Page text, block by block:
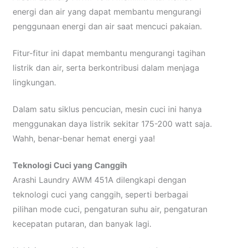
energi dan air yang dapat membantu mengurangi
penggunaan energi dan air saat mencuci pakaian.
Fitur-fitur ini dapat membantu mengurangi tagihan
listrik dan air, serta berkontribusi dalam menjaga
lingkungan.
Dalam satu siklus pencucian, mesin cuci ini hanya
menggunakan daya listrik sekitar 175-200 watt saja.
Wahh, benar-benar hemat energi yaa!
Teknologi Cuci yang Canggih
Arashi Laundry AWM 451A dilengkapi dengan
teknologi cuci yang canggih, seperti berbagai
pilihan mode cuci, pengaturan suhu air, pengaturan
kecepatan putaran, dan banyak lagi.